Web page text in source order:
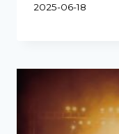
2025-06-18